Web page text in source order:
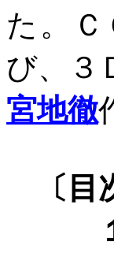
た。Ｃ
び、３
宮地徹
〔目
１